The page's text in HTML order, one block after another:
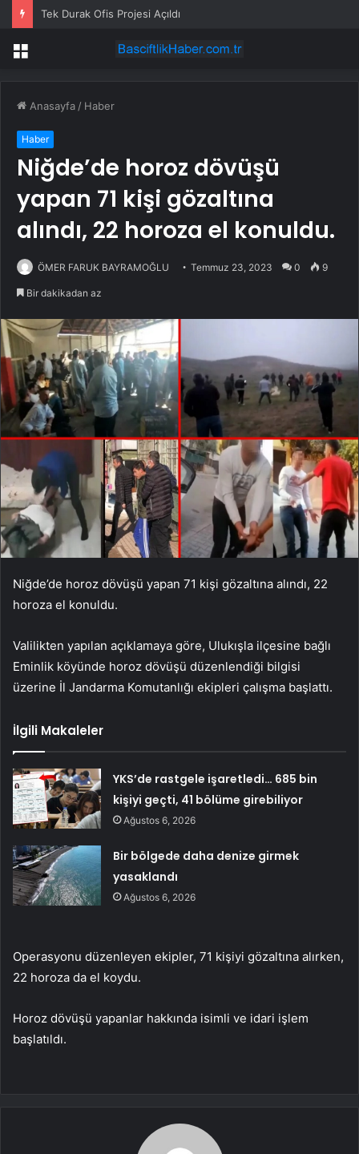
Tek Durak Ofis Projesi Açıldı
Menü
Anasayfa / Haber
Haber
Niğde’de horoz dövüşü
yapan 71 kişi gözaltına
alındı, 22 horoza el konuldu.
ÖMER FARUK BAYRAMOĞLU Temmuz 23, 2023 0 9
Bir dakikadan az
Niğde’de horoz dövüşü yapan 71 kişi gözaltına alındı, 22
horoza el konuldu.
Valilikten yapılan açıklamaya göre, Ulukışla ilçesine bağlı
Eminlik köyünde horoz dövüşü düzenlendiği bilgisi
üzerine İl Jandarma Komutanlığı ekipleri çalışma başlattı.
İlgili Makaleler
YKS’de rastgele işaretledi… 685 bin
kişiyi geçti, 41 bölüme girebiliyor
Ağustos 6, 2026
Bir bölgede daha denize girmek
yasaklandı
Ağustos 6, 2026
Operasyonu düzenleyen ekipler, 71 kişiyi gözaltına alırken,
22 horoza da el koydu.
Horoz dövüşü yapanlar hakkında isimli ve idari işlem
başlatıldı.